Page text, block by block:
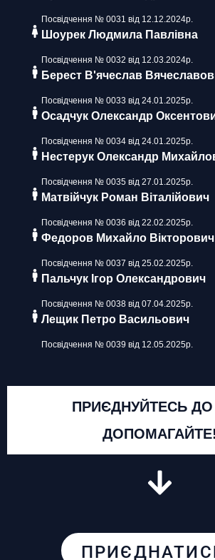
Посвідчення № 0031 від 12.12.2024р.
Шоурек Людмила Павлівна
Посвідчення № 0032 від 12.03.2024р.
Берест В'ячеслав
Посвідчення № 0033 від 24.01.2025р.
Осадчук Олександр
Посвідчення № 0034 від 24.01.2025р.
Нестерук Олександр
Посвідчення № 0035 від 27.01.2025р.
Матвійчук Роман Віталійович
Посвідчення № 0036 від 22.02.2025р.
Федоров Михайло Вікторович
Посвідчення № 0037 від 25.02.2025р.
Пальчук Ігор Олександрович
Посвідчення № 0038 від 07.04.2025р.
Лещик Петро Васильович
Посвідчення № 0039 від 12.05.2025р.
ПРИЄДНУЙТЕСЬ
ДОПОМАГАЙТЕ!